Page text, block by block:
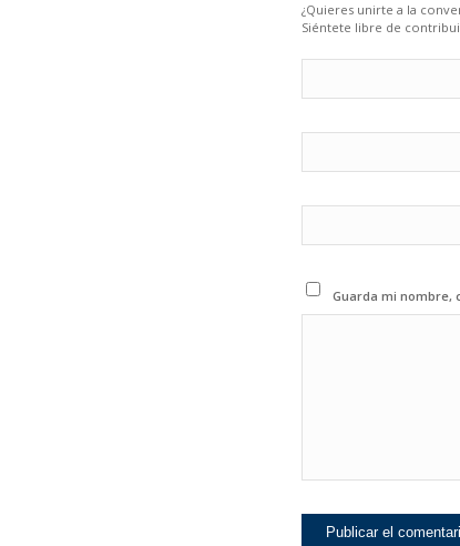
¿Quieres unirte a la
Siéntete libre de
Guarda mi nombre,